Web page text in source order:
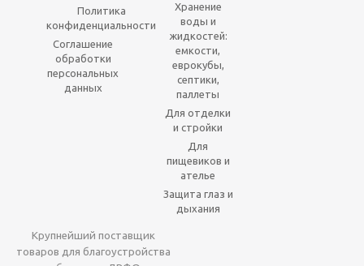
Политика
конфиденциальности
Соглашение
обработки
персональных
данных
Хранение
воды и
жидкостей:
емкости,
еврокубы,
септики,
паллеты
Для отделки
и стройки
Для
пищевиков и
ателье
Защита глаз и
дыхания
Крупнейший поставщик
товаров для благоустройства